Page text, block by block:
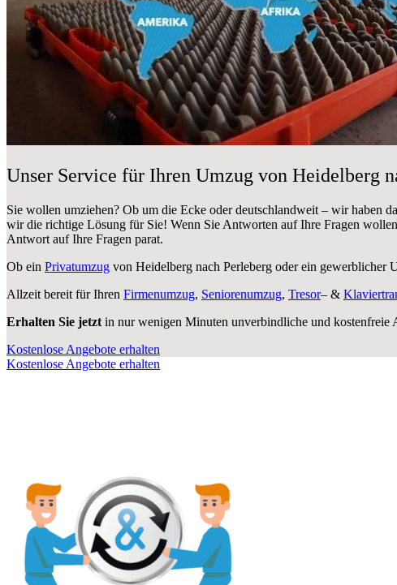
Unser Service für Ihren Umzug von Heidelberg
Sie wollen umziehen? Ob um die Ecke oder deutschlandweit – wir haben
wir die richtige Lösung für Sie! Wenn Sie Antworten auf Ihre Fragen
Antwort auf Ihre Fragen parat.
Ob ein Privatumzug von Heidelberg nach Perleberg oder ein gewerblicher
Allzeit bereit für Ihren Firmenumzug, Seniorenumzug, Tresor– &
Erhalten Sie jetzt in nur wenigen Minuten unverbindliche und kostenfreie
Kostenlose Angebote erhalten
Kostenlose Angebote erhalten